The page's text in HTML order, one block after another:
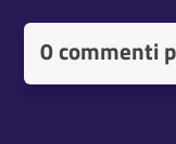
0 commenti